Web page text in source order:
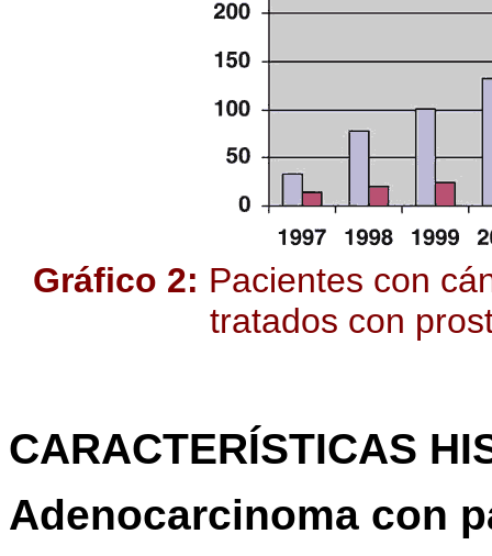
Gráfico 2: Pacientes con
tratados con
CARACTERÍSTICAS
Adenocarcinoma con